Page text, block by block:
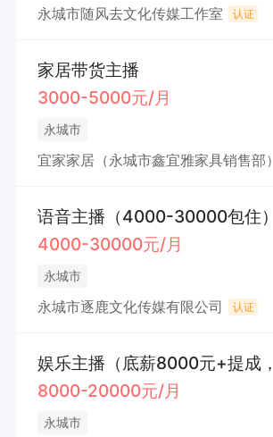
永城市随风去文化传媒工作室 认证
家居带货主播
3000-5000元/月
永城市
宜家家居（永城市鑫宜雅家具销售部）
语音主播（4000-30000包住）
4000-30000元/月
永城市
永城市逐鹿文化传媒有限公司 认证
8000-20000元/月
永城市